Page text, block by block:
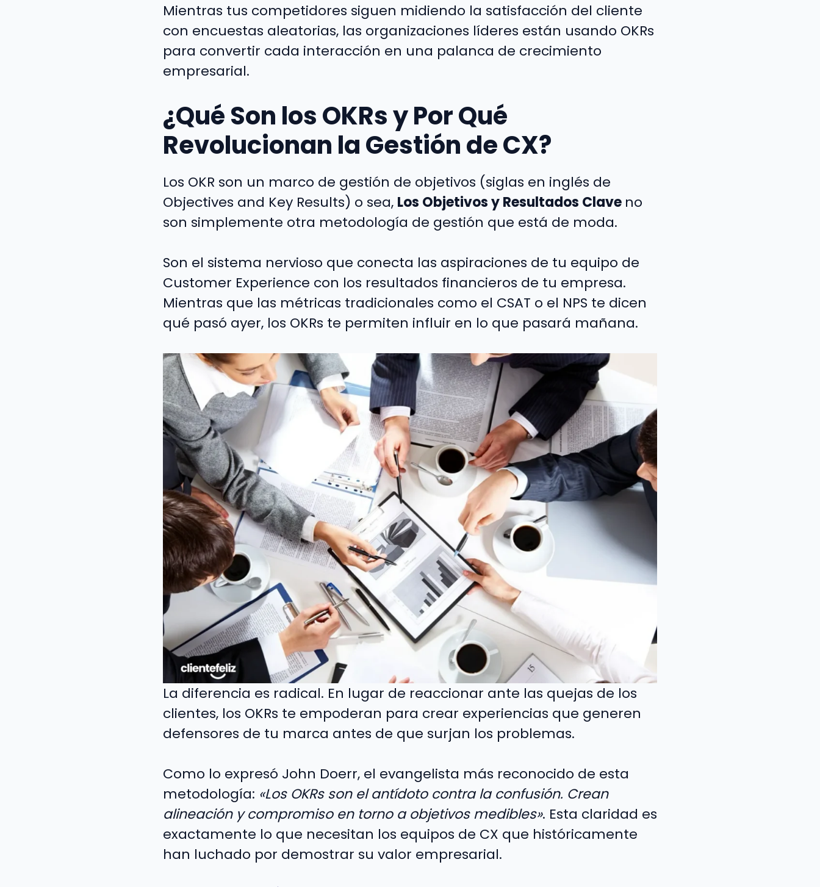
Mientras tus competidores siguen midiendo la satisfacción del cliente
con encuestas aleatorias, las organizaciones líderes están usando OKRs
para convertir cada interacción en una palanca de crecimiento
empresarial.
¿Qué Son los OKRs y Por Qué
Revolucionan la Gestión de CX?
Los OKR son un marco de gestión de objetivos (siglas en inglés de
Objectives and Key Results) o sea, Los Objetivos y Resultados Clave no
son simplemente otra metodología de gestión que está de moda.
Son el sistema nervioso que conecta las aspiraciones de tu equipo de
Customer Experience con los resultados financieros de tu empresa.
Mientras que las métricas tradicionales como el CSAT o el NPS te dicen
qué pasó ayer, los OKRs te permiten influir en lo que pasará mañana.
La diferencia es radical. En lugar de reaccionar ante las quejas de los
clientes, los OKRs te empoderan para crear experiencias que generen
defensores de tu marca antes de que surjan los problemas.
Como lo expresó John Doerr, el evangelista más reconocido de esta
metodología: «Los OKRs son el antídoto contra la confusión. Crean
alineación y compromiso en torno a objetivos medibles». Esta claridad es
exactamente lo que necesitan los equipos de CX que históricamente
han luchado por demostrar su valor empresarial.